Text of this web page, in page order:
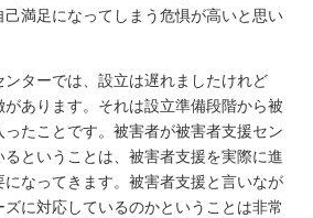
満足になってしまう危惧が高いと思い
ターでは、設立は遅れましたけれど
があります。それは設立準備段階から被
たことです。被害者が被害者支援セン
るということは、被害者支援を実際に進
なってきます。被害者支援と言いなが
に対応しているのかということは非常